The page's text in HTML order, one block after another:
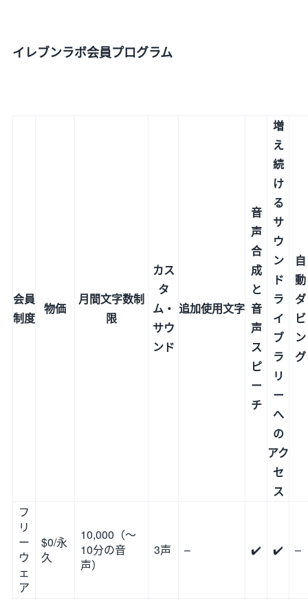
イレブンラボ会員プログラム
会員
制度
物価
月間文字数制
限
カス
タ
ム・
サウ
ンド
追加使用文字
音
声
合
成
と
音
声
ス
ピ
ー
チ
増
え
続
け
る
サ
ウ
ン
ド
ラ
イ
ブ
ラ
リ
ー
へ
の
アク
セ
ス
自
動
ダ
ビ
ン
グ
フ
リ
ー
ウ
ェ
ア
$0/永
久
10,000（～
10分の音
声）
3声 – ✔️ ✔️ –